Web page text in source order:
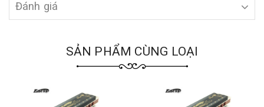
Đánh giá
SẢN PHẨM CÙNG LOẠI